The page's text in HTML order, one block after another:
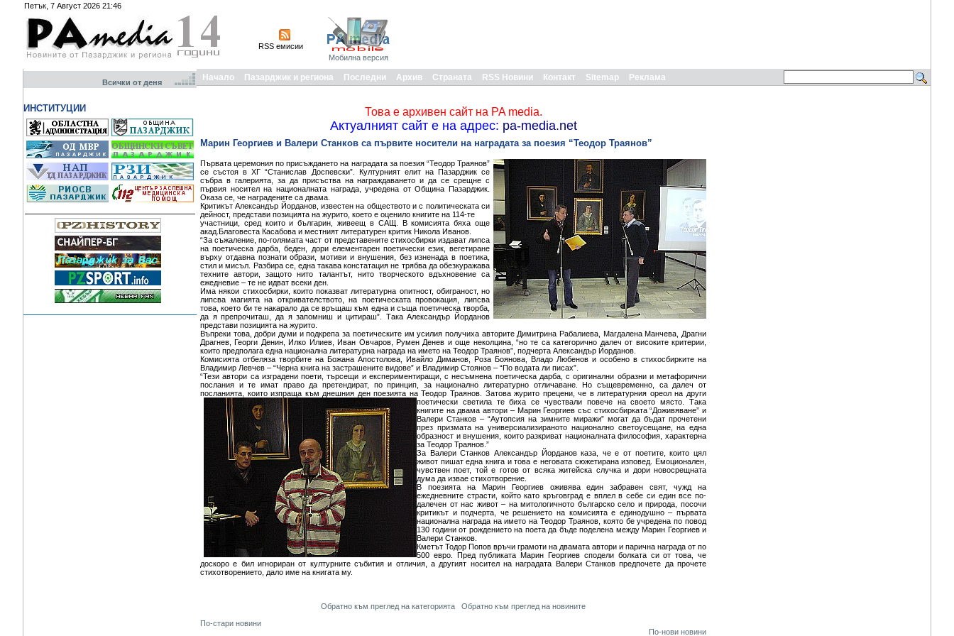
Петък, 7 Август 2026 21:46
RSS емисии
Мобилна версия
Всички от деня
ИНСТИТУЦИИ
Начало Пазарджик и региона Последни Архив Страната RSS Новини Контакт Sitemap Реклама
Това е архивен сайт на PA media.
Актуалният сайт е на адрес: pa-media.net
Марин Георгиев и Валери Станков са първите носители на наградата за поезия “Теодор Траянов”
Първата церемония по присъждането на наградата за поезия “Теодор Траянов”
се състоя в ХГ “Станислав Доспевски”. Културният елит на Пазарджик се
събра в галерията, за да присъства на награждаването и да се срещне с
първия носител на националната награда, учредена от Община Пазарджик.
Оказа се, че наградените са двама.
Критикът Александър Йорданов, известен на обществото и с политическата си
дейност, представи позицията на журито, което е оценило книгите на 114-те
участници, сред които и българин, живеещ в САЩ. В комисията бяха още
акад.Благовеста Касабова и местният литературен критик Никола Иванов.
“За съжаление, по-голямата част от представените стихосбирки издават липса
на поетическа дарба, беден, дори елементарен поетически език, вегетиране
върху отдавна познати образи, мотиви и внушения, без изненада в поетика,
стил и мисъл. Разбира се, една такава констатация не трябва да обезкуражава
техните автори, защото нито талантът, нито творческото вдъхновение са
ежедневие – те не идват всеки ден.
Има някои стихосбирки, които показват литературна опитност, обиграност, но
липсва магията на откривателството, на поетическата провокация, липсва
това, което би те накарало да се връщаш към една и съща поетическа творба,
да я препрочиташ, да я запомниш и цитираш”. Така Александър Йорданов
представи позицията на журито.
Въпреки това, добри думи и подкрепа за поетическите им усилия получиха авторите Димитрина Рабалиева, Магдалена Манчева, Драгни
Драгнев, Георги Денин, Илко Илиев, Иван Овчаров, Румен Денев и още неколцина, “но те са категорично далеч от високите критерии,
които предполага една национална литературна награда на името на Теодор Траянов”, подчерта Александър Йорданов.
Комисията отбеляза творбите на Божана Апостолова, Ивайло Диманов, Роза Боянова, Владо Любенов и особено в стихосбирките на
Владимир Левчев – “Черна книга на застрашените видове” и Владимир Стоянов – “По водата ли писах”.
“Тези автори са изградени поети, търсещи и експериментиращи, с несъмнена поетическа дарба, с оригинални образни и метафорични
послания и те имат право да претендират, по принцип, за национално литературно отличаване. Но същевременно, са далеч от
посланията, които изпраща към днешния ден поезията на Теодор Траянов. Затова журито прецени, че в литературния ореол на други
поетически светила те биха се чувствали повече на своето място. Така
книгите на двама автори – Марин Георгиев със стихосбирката “Доживяване” и
Валери Станков – “Аутопсия на зимните миражи” могат да бъдат прочетени
през призмата на универсиализираното национално светоусещане, на една
образност и внушения, които разкриват националната философия, характерна
за Теодор Траянов.”
За Валери Станков Александър Йорданов каза, че е от поетите, които цял
живот пишат една книга и това е неговата сюжетирана изповед. Емоционален,
чувствен поет, той е готов от всяка житейска случка и дори новосрещната
дума да извае стихотворение.
В поезията на Марин Георгиев оживява един забравен свят, чужд на
ежедневните страсти, който като кръговград е вплел в себе си един все по-
далечен от нас живот – на митологичното българско село и природа, посочи
критикът и подчерта, че решението на комисията е единодушно – първата
национална награда на името на Теодор Траянов, която бе учредена по повод
130 години от рождението на поета да бъде поделена между Марин Георгиев и
Валери Станков.
Кметът Тодор Попов връчи грамоти на двамата автори и парична награда от по
500 евро. Пред публиката Марин Георгиев сподели болката си от това, че
доскоро е бил игнориран от културните събития и отличия, а другият носител на наградата Валери Станков предпочете да прочете
стихотворението, дало име на книгата му.
Обратно към преглед на категорията
Обратно към преглед на новините
По-стари новини
По-нови новини